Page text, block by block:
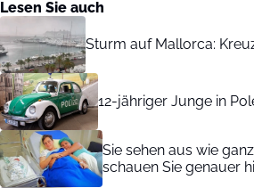
Lesen Sie auch
Sturm auf Mallorca:
12-jähriger Junge in
Sie sehen aus wie
schauen Sie genauer